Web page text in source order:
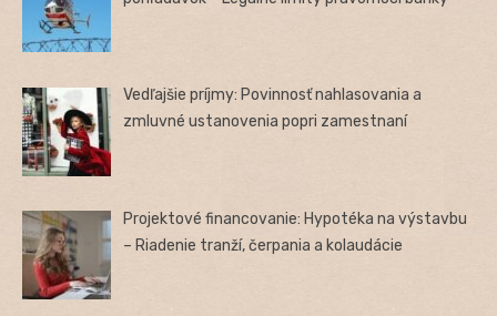
Vedľajšie príjmy: Povinnosť nahlasovania a
zmluvné ustanovenia popri zamestnaní
Projektové financovanie: Hypotéka na výstavbu
– Riadenie tranží, čerpania a kolaudácie